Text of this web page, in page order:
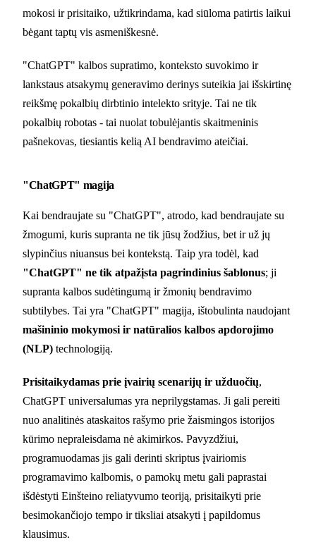
mokosi ir prisitaiko, užtikrindama, kad siūloma patirtis laikui
bėgant taptų vis asmeniškesnė.
"ChatGPT" kalbos supratimo, konteksto suvokimo ir
lankstaus atsakymų generavimo derinys suteikia jai išskirtinę
reikšmę pokalbių dirbtinio intelekto srityje. Tai ne tik
pokalbių robotas - tai nuolat tobulėjantis skaitmeninis
pašnekovas, tiesiantis kelią AI bendravimo ateičiai.
"ChatGPT" magija
Kai bendraujate su "ChatGPT", atrodo, kad bendraujate su
žmogumi, kuris supranta ne tik jūsų žodžius, bet ir už jų
slypinčius niuansus bei kontekstą. Taip yra todėl, kad
"ChatGPT" ne tik atpažįsta pagrindinius šablonus; ji
supranta kalbos sudėtingumą ir žmonių bendravimo
subtilybes. Tai yra "ChatGPT" magija, ištobulinta naudojant
mašininio mokymosi ir natūralios kalbos apdorojimo
(NLP) technologiją.
Prisitaikydamas prie įvairių scenarijų ir užduočių,
ChatGPT universalumas yra neprilygstamas. Ji gali pereiti
nuo analitinės ataskaitos rašymo prie žaismingos istorijos
kūrimo nepraleisdama nė akimirkos. Pavyzdžiui,
programuodamas jis gali derinti skriptus įvairiomis
programavimo kalbomis, o pamokų metu gali paprastai
išdėstyti Einšteino reliatyvumo teoriją, prisitaikyti prie
besimokančiojo tempo ir tiksliai atsakyti į papildomus
klausimus.